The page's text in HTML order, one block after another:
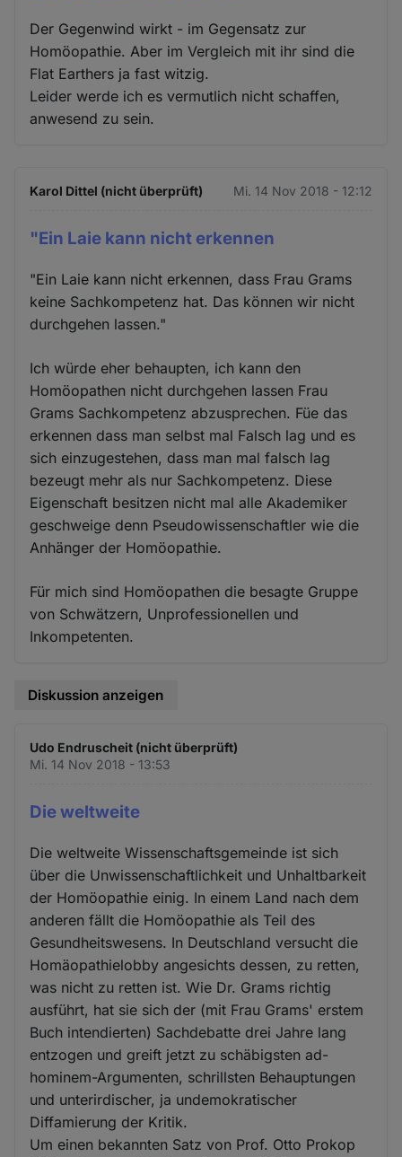
Der Gegenwind wirkt - im Gegensatz zur
Homöopathie. Aber im Vergleich mit ihr sind die
Flat Earthers ja fast witzig.
Leider werde ich es vermutlich nicht schaffen,
anwesend zu sein.
Karol Dittel (nicht überprüft) Mi. 14 Nov 2018 - 12:12
"Ein Laie kann nicht erkennen
"Ein Laie kann nicht erkennen, dass Frau Grams
keine Sachkompetenz hat. Das können wir nicht
durchgehen lassen."
Ich würde eher behaupten, ich kann den
Homöopathen nicht durchgehen lassen Frau
Grams Sachkompetenz abzusprechen. Füe das
erkennen dass man selbst mal Falsch lag und es
sich einzugestehen, dass man mal falsch lag
bezeugt mehr als nur Sachkompetenz. Diese
Eigenschaft besitzen nicht mal alle Akademiker
geschweige denn Pseudowissenschaftler wie die
Anhänger der Homöopathie.
Für mich sind Homöopathen die besagte Gruppe
von Schwätzern, Unprofessionellen und
Inkompetenten.
Diskussion anzeigen
Udo Endruscheit (nicht überprüft)
Mi. 14 Nov 2018 - 13:53
Die weltweite
Die weltweite Wissenschaftsgemeinde ist sich
über die Unwissenschaftlichkeit und Unhaltbarkeit
der Homöopathie einig. In einem Land nach dem
anderen fällt die Homöopathie als Teil des
Gesundheitswesens. In Deutschland versucht die
Homäopathielobby angesichts dessen, zu retten,
was nicht zu retten ist. Wie Dr. Grams richtig
ausführt, hat sie sich der (mit Frau Grams' erstem
Buch intendierten) Sachdebatte drei Jahre lang
entzogen und greift jetzt zu schäbigsten ad-
hominem-Argumenten, schrillsten Behauptungen
und unterirdischer, ja undemokratischer
Diffamierung der Kritik.
Um einen bekannten Satz von Prof. Otto Prokop